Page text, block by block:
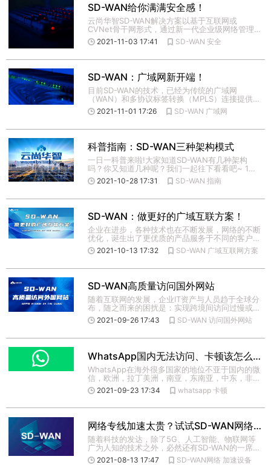
SD-WAN给你满满安全感！
云尚华智SD-WAN解决方案以基于互联网或
CVNet骨干网形式，通过新一代企业级网络管理平
台，实现企业网络自主 […]
2021-11-03 17:41 SD-WAN 安全
SD-WAN：广域网新开端！
目前SD-WAN的技术，已经为传统的广域网
（WAN）和多协议标签转换（MPLS）连接提供了
新的安全选择。 随着 […]
2021-11-01 17:26 SD-WAN 广域网
科普指南：SD-WAN三种架构模式
一日一科普来啦!大家知道SD-WAN有几种架构
吗？你又知道几种呢？我们一起往下看看吧~ 1、
纯本地模式（On- […]
2021-10-28 17:31 SD-WAN 指南
SD-WAN：做更好的广域互联方案！
企业在进步，各种技术也在不断发展，网络的不断
优化，诞生出了更优质的产品服务于不同的客户，
保证跨境用户、科研用户 […]
2021-10-13 17:32 SD-WAN 广域互联网方案
SD-WAN高质量访问国外网站
随着互联网的发展，企业IT资产与人员趋于全球分
布，随之而来的困扰是：实现跨境间访问过慢或者
是无法实现访问。 对 […]
2021-09-26 17:43 SD-WAN 访问国外网站
WhatsApp国内无法访问、卡顿该怎么解决?
WhatsApp在海外很多国家的地位不亚于国内的微
信，欧洲，拉丁美洲，南亚，东南亚，中东，非
洲，无不是如此，全 […]
2021-09-23 17:34 whatsapp 卡顿
网络专线加速太贵？试试SD-WAN网络加速设备！
随着科技的发达，除了5G、人工智能、物联网等
广为人知的技术之外，必然还有SD-WAN的一席之
地。 SD-WAN […]
2021-08-13 17:47 SD-WAN网络 加速设备